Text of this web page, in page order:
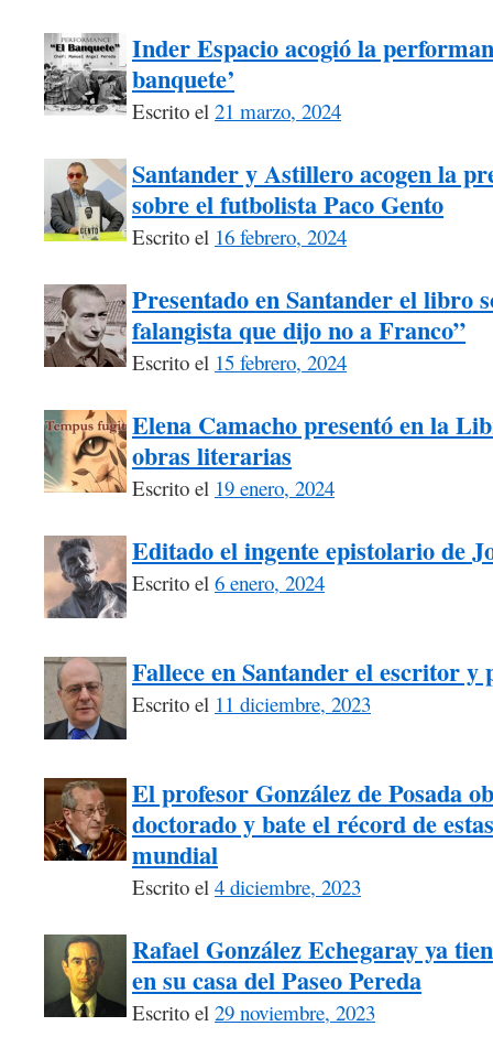
Inder Espacio acogió la
banquete’
Escrito el 21 marzo, 2024
Santander y Astillero acogen la
sobre el futbolista Paco Gento
Escrito el 16 febrero, 2024
Presentado en Santander el libro
falangista que dijo no a Franco”
Escrito el 15 febrero, 2024
Elena Camacho presentó en la
obras literarias
Escrito el 19 enero, 2024
Editado el ingente epistolario de
Escrito el 6 enero, 2024
Fallece en Santander el escritor y
Escrito el 11 diciembre, 2023
El profesor González de Posada
doctorado y bate el récord de
mundial
Escrito el 4 diciembre, 2023
Rafael González Echegaray ya
en su casa del Paseo Pereda
Escrito el 29 noviembre, 2023